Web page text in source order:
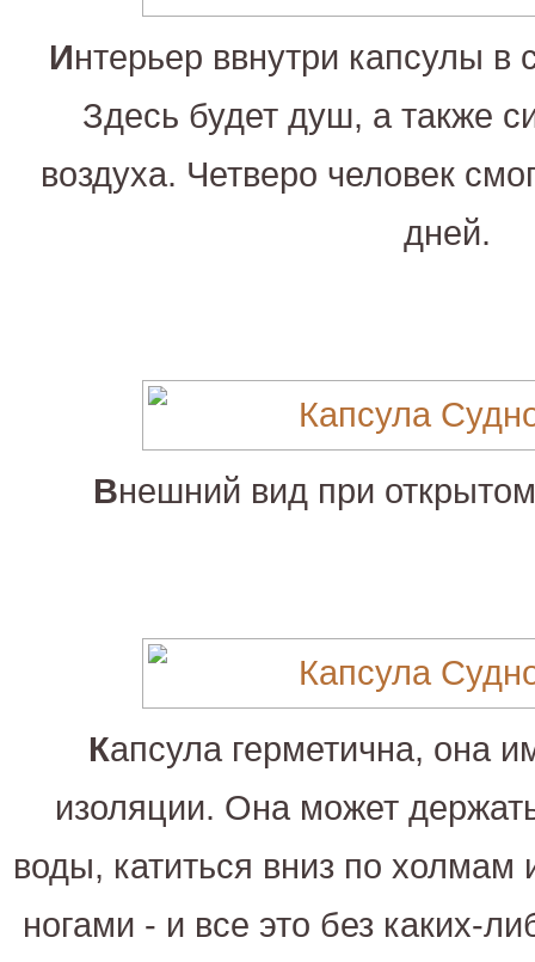
Интерьер ввнутри капсулы в
Здесь будет душ, а также
воздуха. Четверо человек
дней.
Внешний вид при
Капсула герметична, она
изоляции. Она может
воды, катиться вниз по холмам
ногами - и все это без каких-